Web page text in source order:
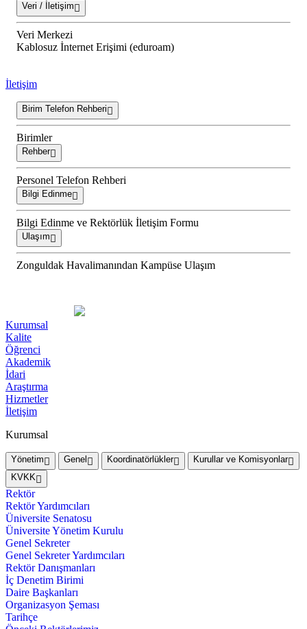
Veri / İletişim
Veri Merkezi
Kablosuz İnternet Erişimi (eduroam)
İletişim
Birim Telefon Rehberi
Birimler
Rehber
Personel Telefon Rehberi
Bilgi Edinme
Bilgi Edinme ve Rektörlük İletişim Formu
Ulaşım
Zonguldak Havalimanından Kampüse Ulaşım
Kurumsal
Kalite
Öğrenci
Akademik
İdari
Araştırma
Hizmetler
İletişim
Kurumsal
Yönetim Genel Koordinatörlükler
Kurullar ve Komisyonlar
KVKK
Rektör
Rektör Yardımcıları
Üniversite Senatosu
Üniversite Yönetim Kurulu
Genel Sekreter
Genel Sekreter Yardımcıları
Rektör Danışmanları
İç Denetim Birimi
Daire Başkanları
Organizasyon Şeması
Tarihçe